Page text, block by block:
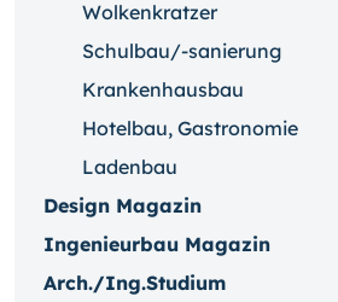
Wolkenkratzer
Schulbau/-sanierung
Krankenhausbau
Hotelbau, Gastronomie
Ladenbau
Design Magazin
Ingenieurbau Magazin
Arch./Ing.Studium